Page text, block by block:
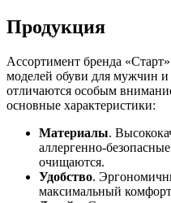
Продукция
Ассортимент бренда
моделей обуви для мужчин
отличаются особым
основные характеристики:
Материалы.
аллергенно-
очищаются.
Удобство.
максимальный